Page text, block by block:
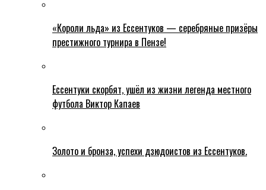
«Короли льда» из Ессентуков — серебряные призёры
престижного турнира в Пензе!
Ессентуки скорбят, ушёл из жизни легенда местного
футбола Виктор Капаев
Золото и бронза, успехи дзюдоистов из Ессентуков.